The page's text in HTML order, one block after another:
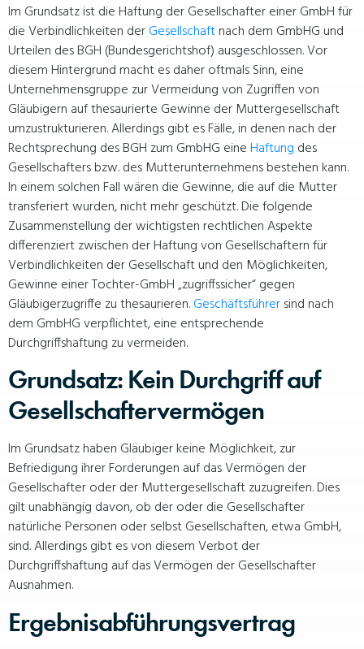
Im Grundsatz ist die Haftung der Gesellschafter einer GmbH für
die Verbindlichkeiten derGesellschaftnach dem GmbHG und
Urteilen des BGH (Bundesgerichtshof) ausgeschlossen. Vor
diesem Hintergrund macht es daher oftmals Sinn, eine
Unternehmensgruppe zur Vermeidung von Zugriffen von
Gläubigern auf thesaurierte Gewinne der Muttergesellschaft
umzustrukturieren. Allerdings gibt es Fälle, in denen nach der
Rechtsprechung des BGH zum GmbHG eineHaftung des
Gesellschafters bzw. des Mutterunternehmens bestehen kann.
In einem solchen Fall wären die Gewinne, die auf die Mutter
transferiert wurden, nicht mehr geschützt. Die folgende
Zusammenstellung der wichtigsten rechtlichen Aspekte
differenziert zwischen der Haftung von Gesellschaftern für
Verbindlichkeiten der Gesellschaft und den Möglichkeiten,
Gewinne einer Tochter-GmbH „zugriffssicher“ gegen
Gläubigerzugriffe zu thesaurieren.Geschäftsführersind nach
dem GmbHG verpflichtet, eine entsprechende
Durchgriffshaftung zu vermeiden.
Grundsatz: Kein Durchgriff auf
Gesellschaftervermögen
Im Grundsatz haben Gläubiger keine Möglichkeit, zur
Befriedigung ihrer Forderungen auf das Vermögen der
Gesellschafter oder der Muttergesellschaft zuzugreifen. Dies
gilt unabhängig davon, ob der oder die Gesellschafter
natürliche Personen oder selbst Gesellschaften, etwa GmbH,
sind. Allerdings gibt es von diesem Verbot der
Durchgriffshaftung auf das Vermögen der Gesellschafter
Ausnahmen.
Ergebnisabführungsvertrag